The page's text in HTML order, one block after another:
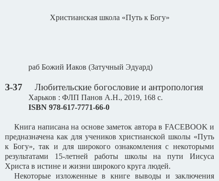
Христианская школа «Путь к Богу»
раб Божий Иаков (Затучный Эдуард)
З-37 Любительские богословие и антропология
Харьков : ФЛП Панов А.Н., 2019, 168 с.
ISBN 978-617-7771-66-0
Книга написана на основе заметок автора в FACEBOOK и
предназначена как для учеников христианской школы «Путь
к Богу», так и для широкого ознакомления с некоторыми
результатами 15-летней работы школы на пути Иисуса
Христа в истине и жизни широкого круга людей.
Некоторые изложенные в книге выводы и заключения